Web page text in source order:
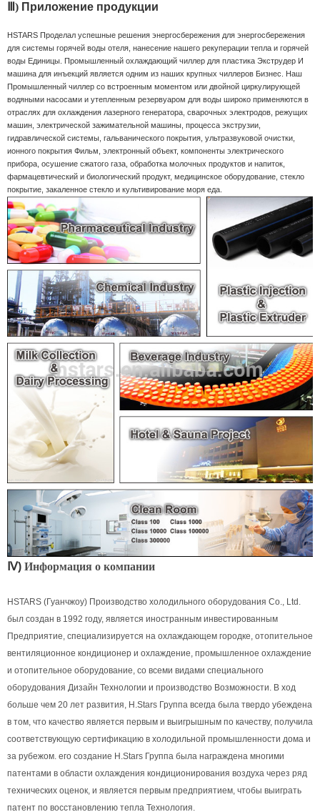
Ⅲ) Приложение продукции
HSTARS Проделал успешные решения энергосбережения для энергосбережения
для системы горячей воды отеля, нанесение нашего рекуперации тепла и горячей
воды Единицы. Промышленный охлаждающий чиллер для пластика Экструдер И
машина для инъекций является одним из наших крупных чиллеров Бизнес. Наш
Промышленный чиллер со встроенным моментом или двойной циркулирующей
водяными насосами и утепленным резервуаром для воды широко применяются в
отраслях для охлаждения лазерного генератора, сварочных электродов, режущих
машин, электрической зажимательной машины, процесса экструзии,
гидравлической системы, гальванического покрытия, ультразвуковой очистки,
ионного покрытия Фильм, электронный объект, компоненты электрического
прибора, осушение сжатого газа, обработка молочных продуктов и напиток,
фармацевтический и биологический продукт, медицинское оборудование, стекло
покрытие, закаленное стекло и культивирование моря еда.
Ⅳ) Информация о компании
HSTARS (Гуанчжоу) Производство холодильного оборудования Co., Ltd.
был создан в 1992 году, является иностранным инвестированным
Предприятие, специализируется на охлаждающем городке, отопительное
вентиляционное кондиционер и охлаждение, промышленное охлаждение
и отопительное оборудование, со всеми видами специального
оборудования Дизайн Технологии и производство Возможности. В ход
больше чем 20 лет развития, H.Stars Группа всегда была твердо убеждена
в том, что качество является первым и выигрышным по качеству, получила
соответствующую сертификацию в холодильной промышленности дома и
за рубежом. его создание H.Stars Группа была награждена многими
патентами в области охлаждения кондиционирования воздуха через ряд
технических оценок, и является первым предприятием, чтобы выиграть
патент по восстановлению тепла Технология.